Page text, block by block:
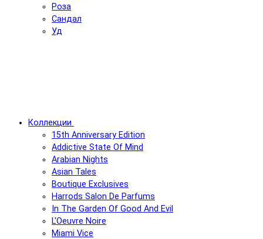
Роза
Сандал
Уд
Коллекции
15th Anniversary Edition
Addictive State Of Mind
Arabian Nights
Asian Tales
Boutique Exclusives
Harrods Salon De Parfums
In The Garden Of Good And Evil
L'Oeuvre Noire
Miami Vice